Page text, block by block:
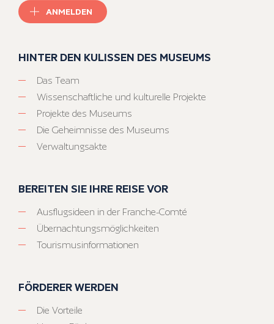
ANMELDEN
HINTER DEN KULISSEN DES MUSEUMS
Das Team
Wissenschaftliche und kulturelle Projekte
Projekte des Museums
Die Geheimnisse des Museums
Verwaltungsakte
BEREITEN SIE IHRE REISE VOR
Ausflugsideen in der Franche-Comté
Übernachtungsmöglichkeiten
Tourismusinformationen
FÖRDERER WERDEN
Die Vorteile